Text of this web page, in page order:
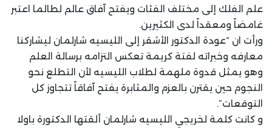
علم الفلك إلى مختلف الفئات ويفتح آفاق عالم لطالما اعتبر
غامضاً ومعقداً لدى الكثيرين.
ورأت ان “عودة الدكتور الأشقر إلى الليسيه شارلمان ليشاركنا
معارفه وخبراته لفتة كريمة تعكس التزامه برسالة العلم
وهو يمثل قدوة ملهمة لطلاب الليسيه لأن التطلع نحو
النجوم حين يقترن بالعزم والمثابرة يفتح آفاقاً تتجاوز كل
التوقعات”.
و كانت كلمة لخريجي الليسيه شارلمان ألقتها الدكتورة باولا